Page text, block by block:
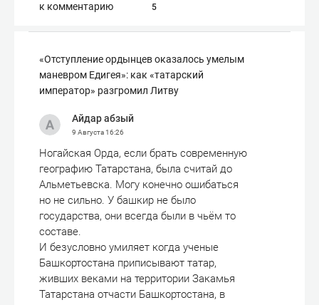
к комментарию 5
«Отступле­ние ордынцев оказалось умелым
маневром Едигея»: как «татарский
император» разгромил Литву
Айдар абзый
9 Августа16:26
Ногайская Орда, если брать современную
географию Татарстана, была считай до
Альметьевска. Могу конечно ошибаться
но не сильно. У башкир не было
государства, они всегда были в чьём то
составе.
И безусловно умиляет когда ученые
Башкортостана приписывают татар,
живших веками на территории Закамья
Татарстана отчасти Башкортостана, в